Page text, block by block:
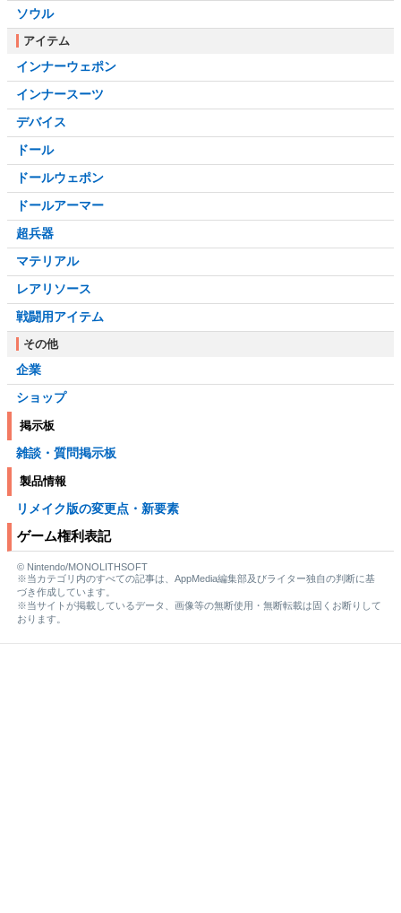
ソウル
アイテム
インナーウェポン
インナースーツ
デバイス
ドール
ドールウェポン
ドールアーマー
超兵器
マテリアル
レアリソース
戦闘用アイテム
その他
企業
ショップ
掲示板
雑談・質問掲示板
製品情報
リメイク版の変更点・新要素
ゲーム権利表記
© Nintendo/MONOLITHSOFT
※当カテゴリ内のすべての記事は、AppMedia編集部及びライター独自の判断に基
づき作成しています。
※当サイトが掲載しているデータ、画像等の無断使用・無断転載は固くお断りして
おります。